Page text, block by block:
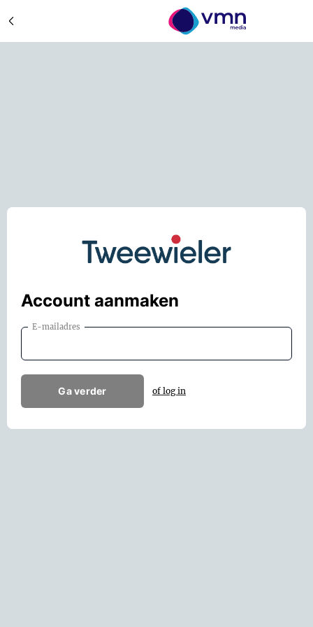
Account aanmaken
E-mailadres
Ga verder of log in